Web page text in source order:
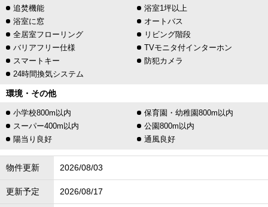
追焚機能
浴室1坪以上
浴室に窓
オートバス
全居室フローリング
リビング階段
バリアフリー仕様
TVモニタ付インターホン
スマートキー
防犯カメラ
24時間換気システム
環境・その他
小学校800m以内
保育園・幼稚園800m以内
スーパー400m以内
公園800m以内
陽当り良好
通風良好
物件更新 2026/08/03
更新予定 2026/08/17